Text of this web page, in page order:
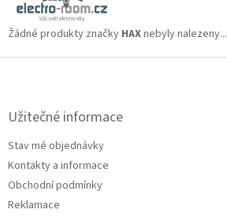
Žádné produkty značky HAXnebyly nalezeny...
Z
Užitečné informace
Stav mé objednávky
Kontakty a informace
Obchodní podmínky
Reklamace